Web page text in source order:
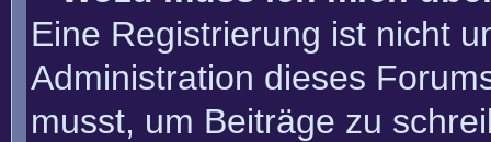
Eine Registrierung ist nicht
Administration dieses
musst, um Beiträge zu